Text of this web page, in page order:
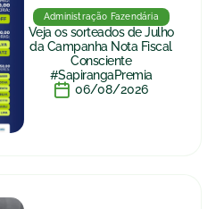
Administração Fazendária
Veja os sorteados de Julho
da Campanha Nota Fiscal
Consciente
#SapirangaPremia
06/08/2026